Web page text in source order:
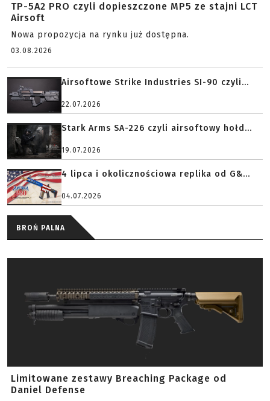
TP-5A2 PRO czyli dopieszczone MP5 ze stajni LCT
Airsoft
Nowa propozycja na rynku już dostępna.
03.08.2026
Airsoftowe Strike Industries SI-90 czyli...
22.07.2026
Stark Arms SA-226 czyli airsoftowy hołd...
19.07.2026
4 lipca i okolicznościowa replika od G&...
04.07.2026
BROŃ PALNA
Limitowane zestawy Breaching Package od
Daniel Defense